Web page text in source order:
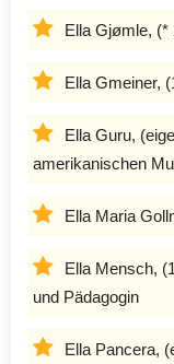
Ella Gjømle, (*
Ella Gmeiner,
Ella Guru,
amerikanischen
Ella Maria
Ella Mensch,
und Pädagogin
Ella Pancera,